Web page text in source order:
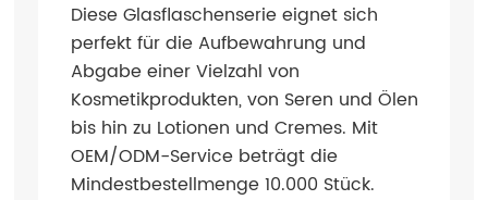
Diese Glasflaschenserie eignet sich
perfekt für die Aufbewahrung und
Abgabe einer Vielzahl von
Kosmetikprodukten, von Seren und Ölen
bis hin zu Lotionen und Cremes. Mit
OEM/ODM-Service beträgt die
Mindestbestellmenge 10.000 Stück.